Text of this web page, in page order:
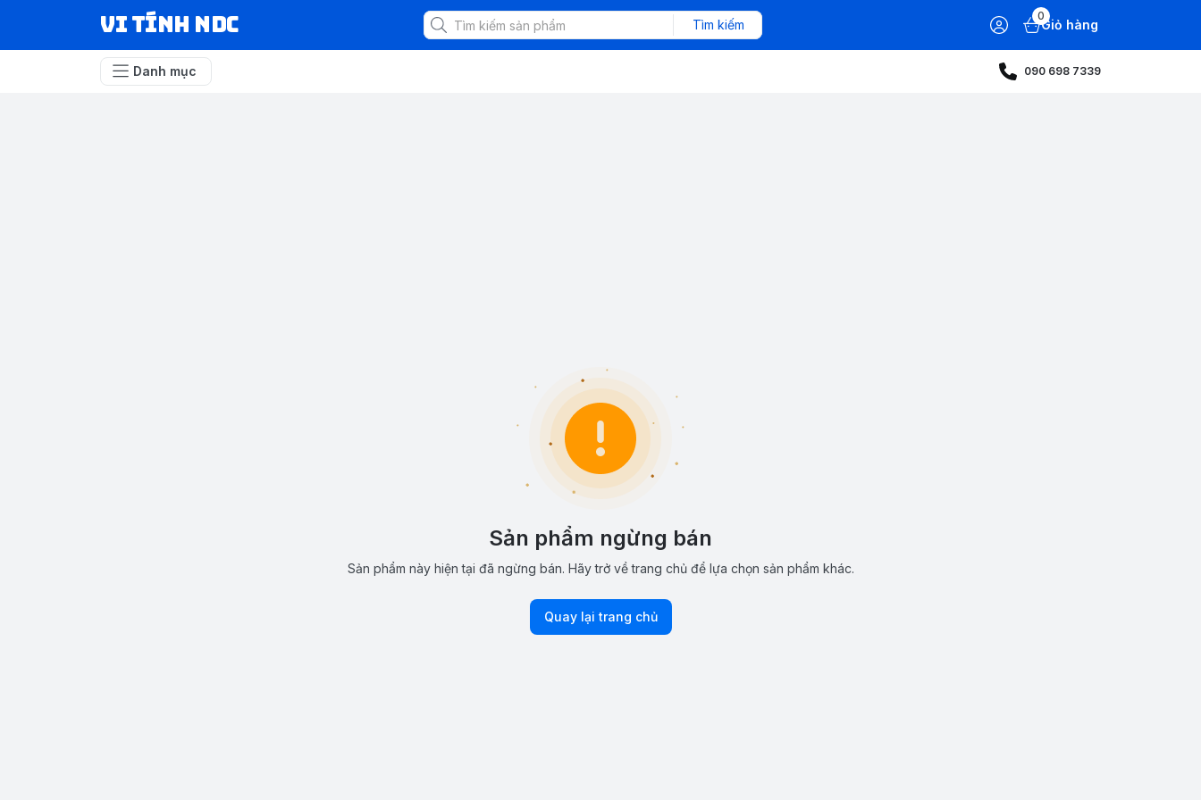
VI TÍNH NDC Tìm kiếm
0
Giỏ hàng
Danh mục 090 698 7339
Sản phẩm ngừng bán
Sản phẩm này hiện tại đã ngừng bán. Hãy trở về trang chủ để lựa chọn sản phẩm khác.
Quay lại trang chủ